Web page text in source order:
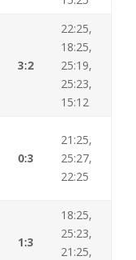
3:2
22:25,
18:25,
25:19,
25:23,
15:12
0:3
21:25,
25:27,
22:25
1:3
18:25,
25:23,
21:25,